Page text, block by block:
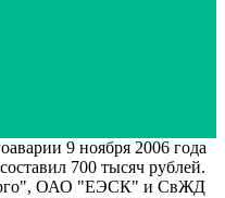
9 ноября 2006 года
700 тысяч рублей.
ОАО "ЕЭСК" и СвЖД